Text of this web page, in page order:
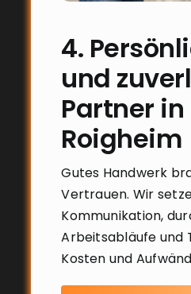
4.
und
Partner in
Roigheim
Gutes Handwerk
Vertrauen. Wir
Kommunikation,
Arbeitsabläufe und
Kosten und